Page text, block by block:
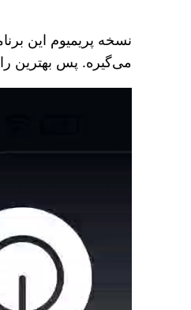
نسخه پریمیوم این
می‌گیره. پس بهترین